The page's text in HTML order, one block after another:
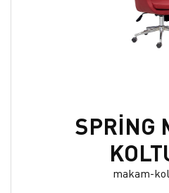
SPRİNG
makam-